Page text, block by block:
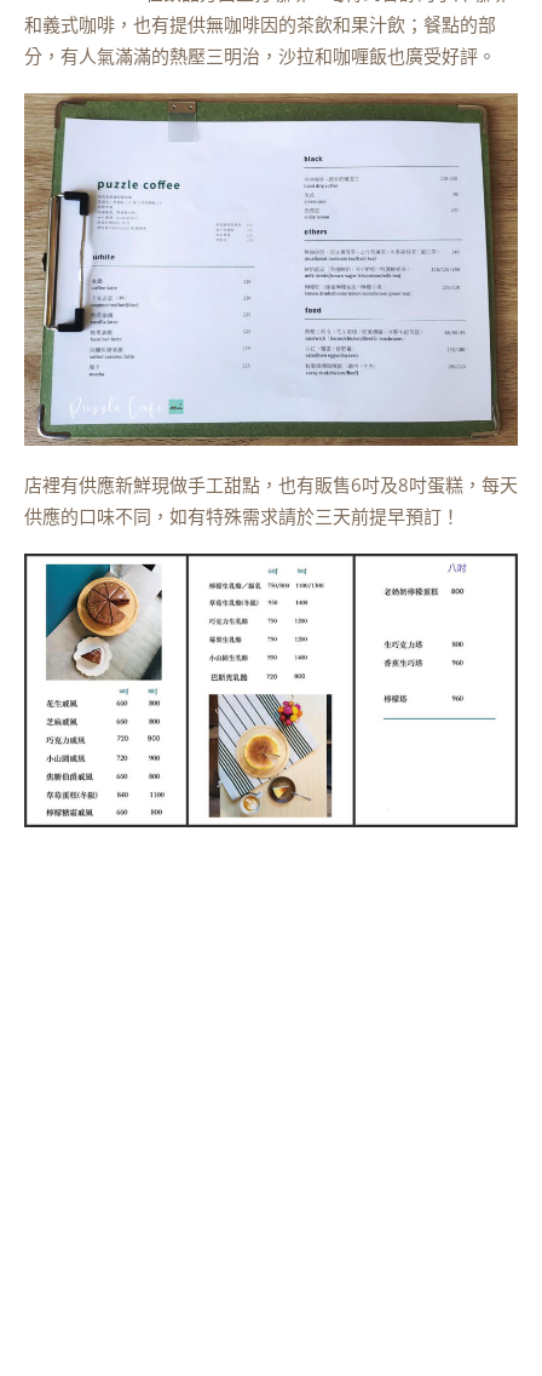
和義式咖啡，也有提供無咖啡因的茶飲和果汁飲；餐點的部
分，有人氣滿滿的熱壓三明治，沙拉和咖喱飯也廣受好評。
店裡有供應新鮮現做手工甜點，也有販售6吋及8吋蛋糕，每天
供應的口味不同，如有特殊需求請於三天前提早預訂！